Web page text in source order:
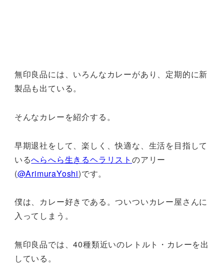
無印良品には、いろんなカレーがあり、定期的に新
製品も出ている。
そんなカレーを紹介する。
早期退社をして、楽しく、快適な、生活を目指して
いるへらへら生きるヘラリストのアリー
(@ArimuraYoshi)です。
僕は、カレー好きである。ついついカレー屋さんに
入ってしまう。
無印良品では、40種類近いのレトルト・カレーを出
している。